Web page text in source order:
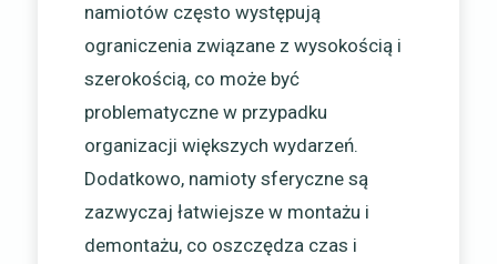
namiotów często występują
ograniczenia związane z wysokością i
szerokością, co może być
problematyczne w przypadku
organizacji większych wydarzeń.
Dodatkowo, namioty sferyczne są
zazwyczaj łatwiejsze w montażu i
demontażu, co oszczędza czas i